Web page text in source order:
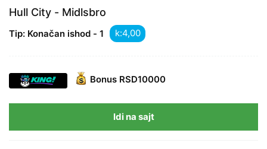
Hull City - Midlsbro
Tip: Konačan ishod - 1 k:
Bonus RSD10000
Idi na sajt